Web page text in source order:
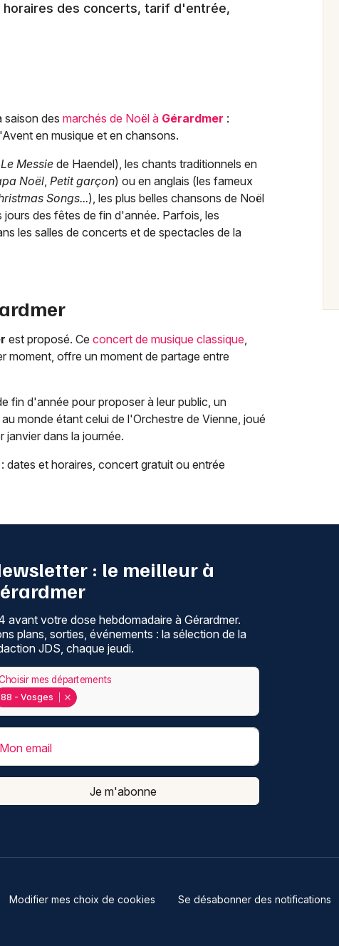
des concerts, tarif d'entrée,
saison des marchés de Noël à Gérardmer :
en musique et en chansons.
Le Messie de Haendel), les chants traditionnels en
Noël, Petit garçon) ou en anglais (les fameux
Songs...), les plus belles chansons de Noël
des fêtes de fin d'année. Parfois, les
les salles de concerts et de spectacles de la
est proposé. Ce concert de musique classique,
moment, offre un moment de partage entre
fin d'année pour proposer à leur public, un
monde étant celui de l'Orchestre de Vienne, joué
janvier dans la journée.
: dates et horaires, concert gratuit ou entrée
: le meilleur à
avant votre dose hebdomadaire à Gérardmer.
plans, sorties, événements : la sélection de la
JDS, chaque jeudi.
88 - Vosges
mes départements
Mon email
Je m'abonne
Modifier mes choix de cookies Se désabonner des notifications